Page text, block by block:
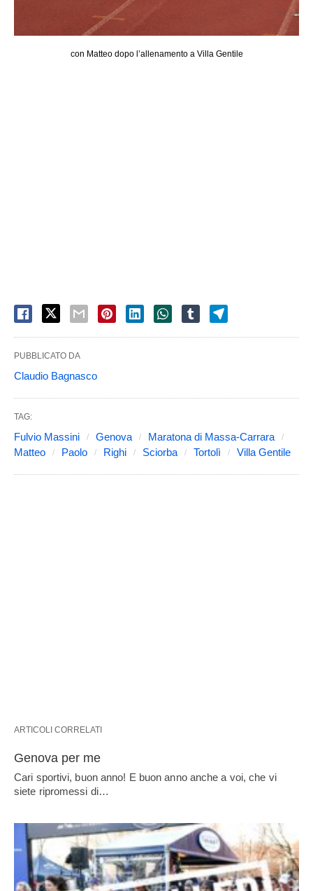
con Matteo dopo l’allenamento a Villa Gentile
PUBBLICATO DA
Claudio Bagnasco
TAG:
Fulvio Massini Genova
Maratona di Massa-Carrara
Matteo
Paolo Righi Sciorba Tortolì Villa Gentile
ARTICOLI CORRELATI
Genova per me
Cari sportivi, buon anno! E buon anno anche a voi, che vi
siete ripromessi di…